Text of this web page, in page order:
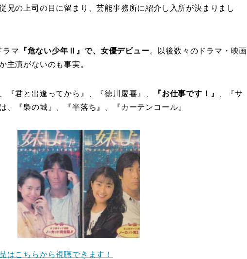
兄の上司の目に留まり、芸能事務所に紹介し入所が決まりまし
ラマ 『危ない少年Ⅱ』で、女優デビュー。以後数々のドラマ・映画
主演がないのも事実。
『君と出逢ってから』、『徳川慶喜』、 『お仕事です！』
、『サ
、『梟の城』、『半落ち』、『カーテンコール』
はこちらから視聴できます！